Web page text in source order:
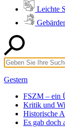
Leichte
Gestern
FSZM – ein
Kritik und
Historische
Es gab doch